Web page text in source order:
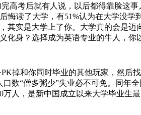
考后就有人说，以后都得靠脸这事
读了大学，有51%认为在大学没学
其实是大学上了你。大学真的会是
化身？选择成为英语专业的牛人，
和你同时毕业的其他玩家，然后找
数“僧多粥少”失业必不可免。同年
人，是新中国成立以来大学毕业生最